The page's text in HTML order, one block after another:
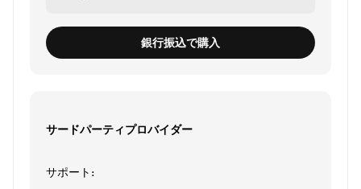
銀行振込で購入
サードパーティプロバイダー
サポート: